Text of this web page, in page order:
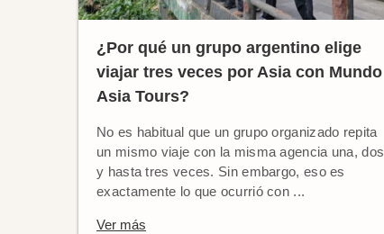
¿Por qué un grupo argentino elige
viajar tres veces por Asia con Mundo
Asia Tours?
No es habitual que un grupo organizado repita
un mismo viaje con la misma agencia una, dos
y hasta tres veces. Sin embargo, eso es
exactamente lo que ocurrió con ...
Ver más